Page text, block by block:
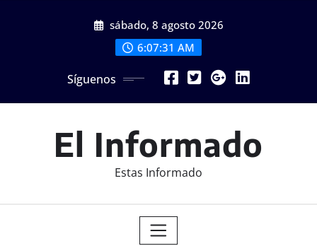
sábado, 8 agosto 2026
6:07:33 AM
Síguenos
El Informado
Estas Informado